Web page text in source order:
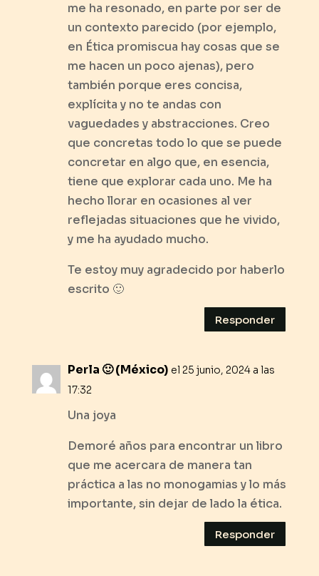
me ha resonado, en parte por ser de
un contexto parecido (por ejemplo,
en Ética promiscua hay cosas que se
me hacen un poco ajenas), pero
también porque eres concisa,
explícita y no te andas con
vaguedades y abstracciones. Creo
que concretas todo lo que se puede
concretar en algo que, en esencia,
tiene que explorar cada uno. Me ha
hecho llorar en ocasiones al ver
reflejadas situaciones que he vivido,
y me ha ayudado mucho.
Te estoy muy agradecido por haberlo
escrito 🙂
Responder
Perla 🙂 (México) el 25 junio, 2024 a las
17:32
Una joya
Demoré años para encontrar un libro
que me acercara de manera tan
práctica a las no monogamias y lo más
importante, sin dejar de lado la ética.
Responder